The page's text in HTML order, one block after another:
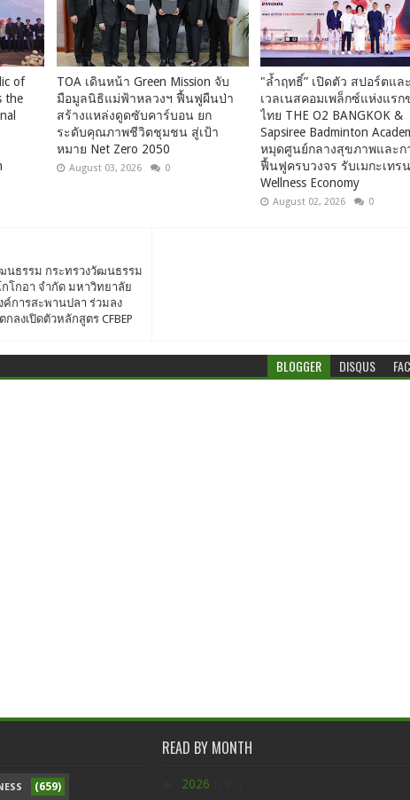
of
the
TOA เดินหน้า Green Mission จับ
มือมูลนิธิแม่ฟ้าหลวงฯ ฟื้นฟูผืนป่า
สร้างแหล่งดูดซับคาร์บอน ยก
ระดับคุณภาพชีวิตชุมชน สู่เป้า
หมาย Net Zero 2050
August 03, 2026 0
"ล้ำฤทธิ์” เปิดตัว สปอร์ตและ
เวลเนสคอมเพล็กซ์แห่งแรก
ไทย THE O2 BANGKOK &
Sapsiree Badminton
หมุดศูนย์กลางสุขภาพและก
ฟื้นฟูครบวงจร รับเมกะเทร
Wellness Economy
August 02, 2026 0
นธรรม กระทรวงวัฒนธรรม
โกอา จำกัด มหาวิทยาลัย
การสะพานปลา ร่วมลง
ลงเปิดตัวหลักสูตร CFBEP
BLOGGER DISQUS
(659)
READ BY MONTH
2026